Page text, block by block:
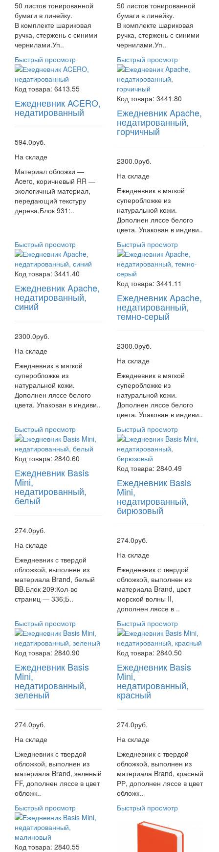
50 листов тонированной
бумаги в линейку.
В комплекте шариковая
ручка, стержень с синими
чернилами.Уп..
50 листов тонированной
бумаги в линейку.
В комплекте шариковая
ручка, стержень с синими
чернилами.Уп..
Быстрый просмотр
Код товара: 6413.55
Ежедневник ACERO,
недатированный
594.0руб.
На складе
Материал обложки —
Acero, коричневый RR —
экологичный материал,
передающий текстуру
дерева.Блок 931:..
Быстрый просмотр
Код товара: 3441.80
Ежедневник Apache,
недатированный,
горчичный
2300.0руб.
На складе
Ежедневник в мягкой
суперобложке из
натуральной кожи.
Дополнен ляссе белого
цвета. Упакован в индиви..
Быстрый просмотр
Код товара: 3441.40
Ежедневник Apache,
недатированный,
синий
2300.0руб.
На складе
Ежедневник в мягкой
суперобложке из
натуральной кожи.
Дополнен ляссе белого
цвета. Упакован в индиви..
Быстрый просмотр
Код товара: 3441.11
Ежедневник Apache,
недатированный,
темно-серый
2300.0руб.
На складе
Ежедневник в мягкой
суперобложке из
натуральной кожи.
Дополнен ляссе белого
цвета. Упакован в индиви..
Быстрый просмотр
Код товара: 2840.60
Ежедневник Basis
Mini,
недатированный,
белый
274.0руб.
На складе
Ежедневник с твердой
обложкой, выполнен из
материала Brand, белый
BB.Блок 209:Кол-во
страниц — 336;Б..
Быстрый просмотр
Код товара: 2840.49
Ежедневник Basis
Mini,
недатированный,
бирюзовый
274.0руб.
На складе
Ежедневник с твердой
обложкой, выполнен из
материала Brand, цвет
морской волны II,
дополнен ляссе в ..
Быстрый просмотр
Код товара: 2840.90
Ежедневник Basis
Mini,
недатированный,
зеленый
274.0руб.
На складе
Ежедневник с твердой
обложкой, выполнен из
материала Brand, зеленый
FF, дополнен ляссе в цвет
обложк..
Быстрый просмотр
Код товара: 2840.50
Ежедневник Basis
Mini,
недатированный,
красный
274.0руб.
На складе
Ежедневник с твердой
обложкой, выполнен из
материала Brand, красный
РР, дополнен ляссе в цвет
обложк..
Быстрый просмотр
Код товара: 2840.55
Быстрый просмотр